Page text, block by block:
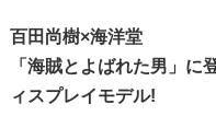
百田尚樹×海洋堂
「海賊とよばれた男」に
ィスプレイモデル!